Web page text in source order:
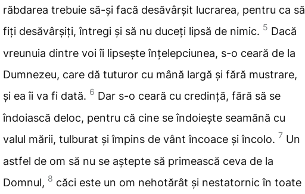
răbdarea trebuie să-și facă desăvârșit lucrarea, pentru ca să
fiți desăvârșiți, întregi și să nu duceți lipsă de nimic. 5 Dacă
vreunuia dintre voi îi lipsește înțelepciunea, s-o ceară de la
Dumnezeu, care dă tuturor cu mână largă și fără mustrare,
și ea îi va fi dată. 6 Dar s-o ceară cu credință, fără să se
îndoiască deloc, pentru că cine se îndoiește seamănă cu
valul mării, tulburat și împins de vânt încoace și încolo. 7 Un
astfel de om să nu se aștepte să primească ceva de la
Domnul, 8 căci este un om nehotărât și nestatornic în toate